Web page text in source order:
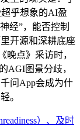
乎想象的AI盈
经”，能否控制
开源和深耕底座
晚点》采访时，
AGI图景分歧，
问App会成为什
。
）、及时